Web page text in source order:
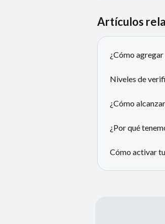
Artículos
¿Cómo
Niveles de
¿Cómo
¿Por qué
Cómo activar